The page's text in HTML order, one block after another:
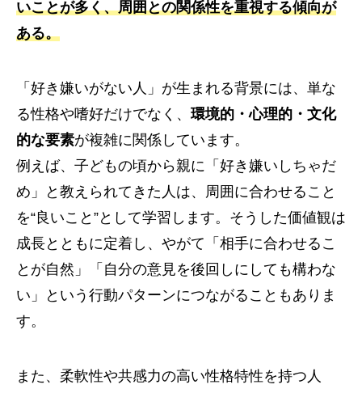
いことが多く、周囲との関係性を重視する傾向が
ある。
「好き嫌いがない人」が生まれる背景には、単な
る性格や嗜好だけでなく、 環境的・心理的・文化
的な要素が複雑に関係しています。
例えば、子どもの頃から親に「好き嫌いしちゃだ
め」と教えられてきた人は、周囲に合わせること
を“良いこと”として学習します。そうした価値観は
成長とともに定着し、やがて「相手に合わせるこ
とが自然」「自分の意見を後回しにしても構わな
い」という行動パターンにつながることもありま
す。
また、柔軟性や共感力の高い性格特性を持つ人